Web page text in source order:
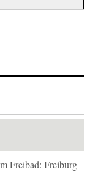
Freibad: Freiburg